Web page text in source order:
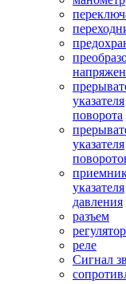
указателя
поворота
указателя
указателя
давления
разъем
регулятор
реле
Сигнал